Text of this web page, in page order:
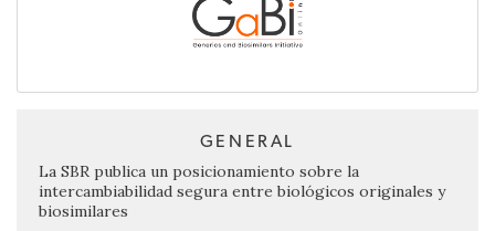
GENERAL
La SBR publica un posicionamiento sobre la
intercambiabilidad segura entre biológicos originales y
biosimilares